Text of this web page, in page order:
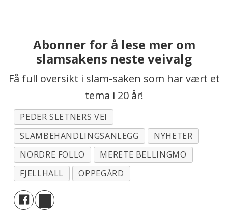
Abonner for å lese mer om
slamsakens neste veivalg
Få full oversikt i slam-saken som har vært et
tema i 20 år!
PEDER SLETNERS VEI
SLAMBEHANDLINGSANLEGG
NYHETER
NORDRE FOLLO
MERETE BELLINGMO
FJELLHALL
OPPEGÅRD